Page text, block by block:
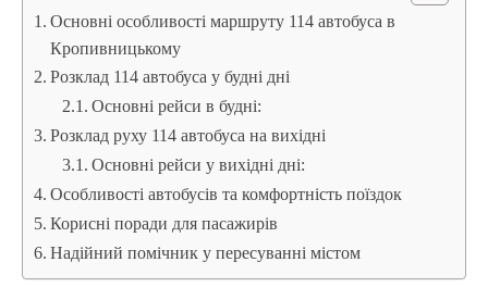
Основні особливості маршруту 114 автобуса в
Кропивницькому
Розклад 114 автобуса у будні дні
Основні рейси в будні:
Розклад руху 114 автобуса на вихідні
Основні рейси у вихідні дні:
Особливості автобусів та комфортність поїздок
Корисні поради для пасажирів
Надійний помічник у пересуванні містом